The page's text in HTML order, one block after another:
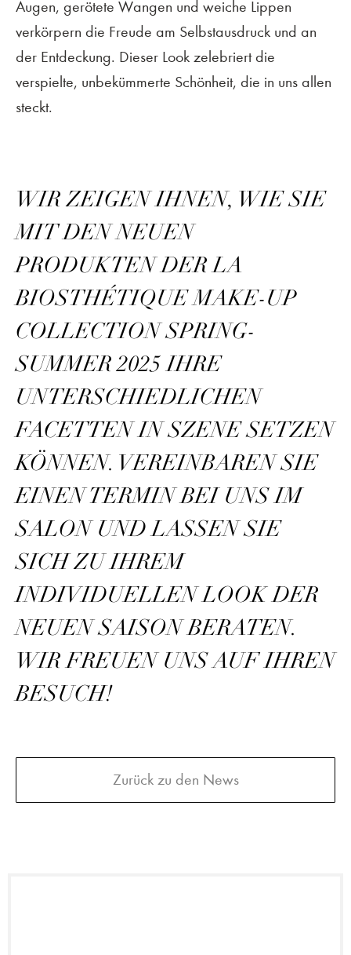
Augen, gerötete Wangen und weiche Lippen
verkörpern die Freude am Selbstausdruck und an
der Entdeckung. Dieser Look zelebriert die
verspielte, unbekümmerte Schönheit, die in uns allen
steckt.
WIR ZEIGEN IHNEN, WIE SIE
MIT DEN NEUEN
PRODUKTEN DER LA
BIOSTHÉTIQUE MAKE-UP
COLLECTION SPRING-
SUMMER 2025 IHRE
UNTERSCHIEDLICHEN
FACETTEN IN SZENE SETZEN
KÖNNEN. VEREINBAREN SIE
EINEN TERMIN BEI UNS IM
SALON UND LASSEN SIE
SICH ZU IHREM
INDIVIDUELLEN LOOK DER
NEUEN SAISON BERATEN.
WIR FREUEN UNS AUF IHREN
BESUCH!
Zurück zu den News